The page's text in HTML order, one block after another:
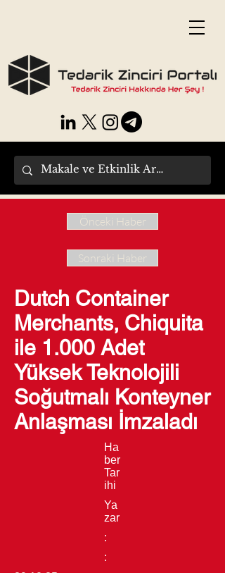
Önceki Haber
Sonraki Haber
Dutch Container
Merchants, Chiquita
ile 1.000 Adet
Yüksek Teknolojili
Soğutmalı Konteyner
Anlaşması İmzaladı
Ha
ber
Tar
ihi
Ya
zar
:
: